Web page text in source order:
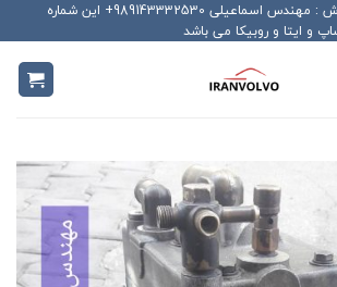
ارتباط سریع با مدیر فروش : مهندس اسماعیلی 989143332530+ این شماره
و ایتا و روبیکا می باشد